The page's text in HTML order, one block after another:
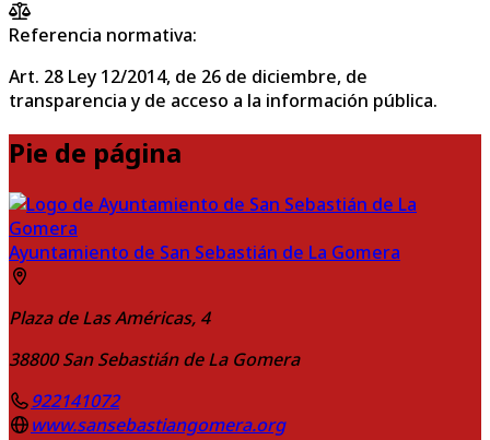
Referencia normativa:
Art. 28 Ley 12/2014, de 26 de diciembre, de
transparencia y de acceso a la información pública.
Pie de página
Ayuntamiento de San Sebastián de La Gomera
Plaza de Las Américas, 4
38800 San Sebastián de La Gomera
922141072
www.sansebastiangomera.org